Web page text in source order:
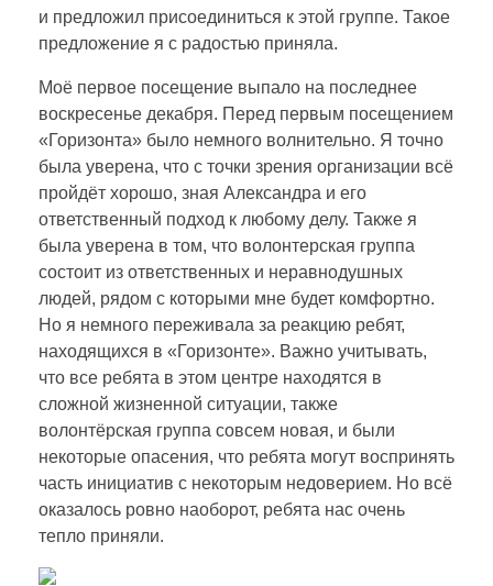
м
?
и предложил присоединиться к этой группе. Такое
предложение я с радостью приняла.
Моё первое посещение выпало на последнее
воскресенье декабря. Перед первым посещением
«Горизонта» было немного волнительно. Я точно
была уверена, что с точки зрения организации всё
пройдёт хорошо, зная Александра и его
ответственный подход к любому делу. Также я
была уверена в том, что волонтерская группа
состоит из ответственных и неравнодушных
людей, рядом с которыми мне будет комфортно.
Но я немного переживала за реакцию ребят,
находящихся в «Горизонте». Важно учитывать,
что все ребята в этом центре находятся в
сложной жизненной ситуации, также
волонтёрская группа совсем новая, и были
некоторые опасения, что ребята могут воспринять
часть инициатив с некоторым недоверием. Но всё
оказалось ровно наоборот, ребята нас очень
тепло приняли.